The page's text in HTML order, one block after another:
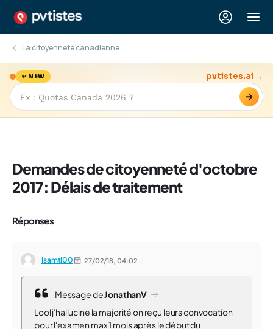
La citoyenneté canadienne
✨ NEW
→
pvtistes.ai →
Demandes de citoyenneté d'octobre
2017: Délais de traitement
Réponses
Isamtl00 27/02/18, 04:02
Message deJonathanV
Lool j'hallucine la majorité on reçu leurs convocation
pour l'examen max 1 mois après le début du